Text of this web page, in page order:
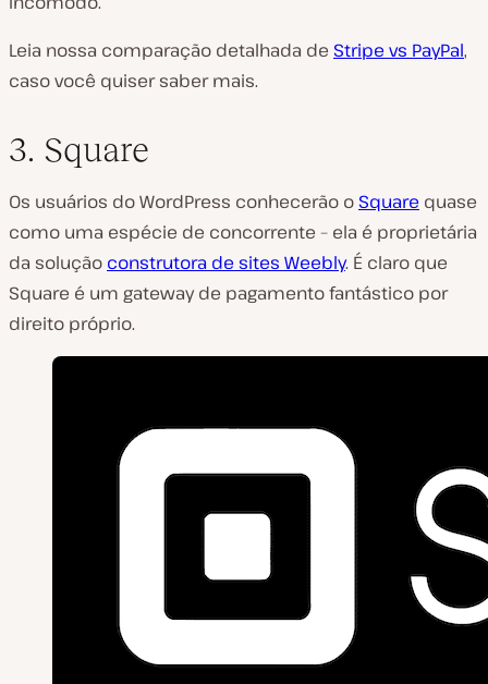
Leia nossa comparação detalhada de Stripe vs PayPal,
caso você quiser saber mais.
3. Square
Os usuários do WordPress conhecerão o Square quase
como uma espécie de concorrente – ela é proprietária
da solução construtora de sites Weebly. É claro que
Square é um gateway de pagamento fantástico por
direito próprio.